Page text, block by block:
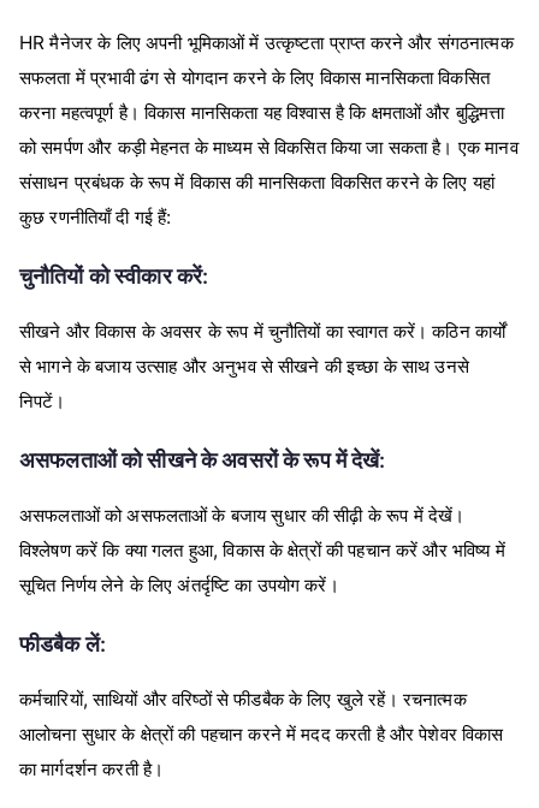
HR मैनेजर के लिए अपनी भूमिकाओं में उत्कृष्टता प्राप्त करने और संगठनात्मक
सफलता में प्रभावी ढंग से योगदान करने के लिए विकास मानसिकता विकसित
करना महत्वपूर्ण है। विकास मानसिकता यह विश्वास है कि क्षमताओं और बुद्धिमत्ता
को समर्पण और कड़ी मेहनत के माध्यम से विकसित किया जा सकता है। एक मानव
संसाधन प्रबंधक के रूप में विकास की मानसिकता विकसित करने के लिए यहां
कुछ रणनीतियाँ दी गई हैं:
चुनौतियों को स्वीकार करें:
सीखने और विकास के अवसर के रूप में चुनौतियों का स्वागत करें। कठिन कार्यों
से भागने के बजाय उत्साह और अनुभव से सीखने की इच्छा के साथ उनसे
निपटें।
असफलताओं को सीखने के अवसरों के रूप में देखें:
असफलताओं को असफलताओं के बजाय सुधार की सीढ़ी के रूप में देखें।
विश्लेषण करें कि क्या गलत हुआ, विकास के क्षेत्रों की पहचान करें और भविष्य में
सूचित निर्णय लेने के लिए अंतर्दृष्टि का उपयोग करें।
फीडबैक लें:
कर्मचारियों, साथियों और वरिष्ठों से फीडबैक के लिए खुले रहें। रचनात्मक
आलोचना सुधार के क्षेत्रों की पहचान करने में मदद करती है और पेशेवर विकास
का मार्गदर्शन करती है।